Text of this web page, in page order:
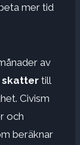
mer tid
av
skatter till
Civism
och
beräknar